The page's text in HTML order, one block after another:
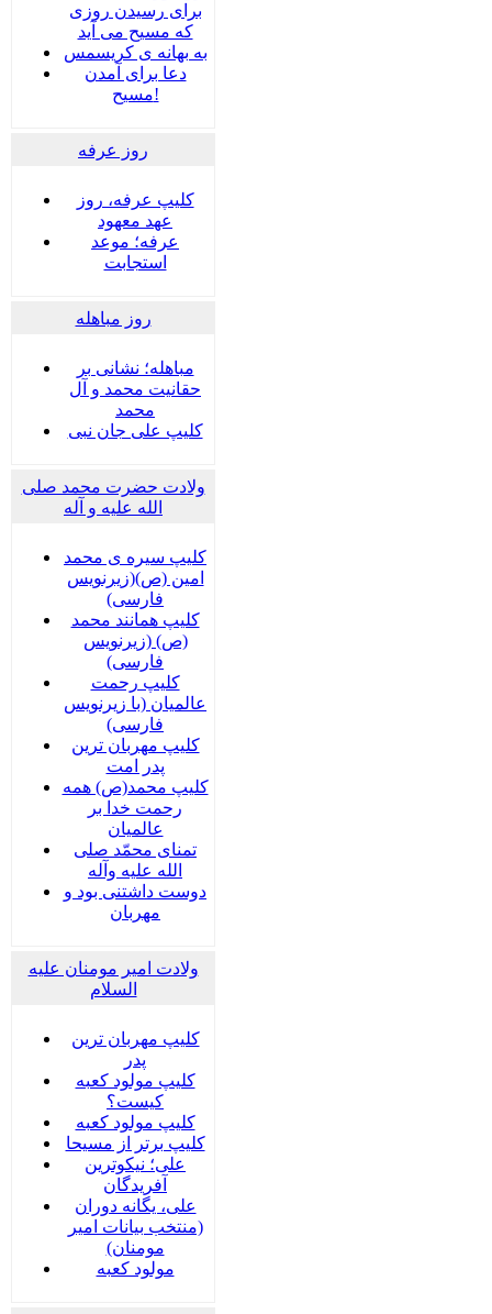
برای رسیدن روزی
که مسیح می آید
به بهانه ی کریسمس
دعا برای آمدن
مسیح!
روز عرفه
کلیپ عرفه، روز
عهد معهود
عرفه؛ موعد
استجابت
روز مباهله
مباهله؛ نشانی بر
حقانیت محمد و آل
محمد
کلیپ علی جان نبی
ولادت حضرت محمد صلی
الله علیه و آله
کلیپ سیره ی محمد
امین (ص)(زیرنویس
فارسی)
کلیپ همانند محمد
(ص) (زیرنویس
فارسی)
کلیپ رحمت
عالمیان (با زیرنویس
فارسی)
کلیپ مهربان ترین
پدر امت
کلیپ محمد(ص) همه
رحمت خدا بر
عالمیان
تمنای محمّد صلی
الله علیه وآله
دوست داشتنی بود و
مهربان
ولادت امیر مومنان علیه
السلام
کلیپ مهربان ترین
پدر
کلیپ مولود کعبه
کیست؟
کلیپ مولود کعبه
کلیپ برتر از مسیحا
علی؛ نیکوترین
آفریدگان
علی، یگانه دوران
(منتخب بیانات امیر
مومنان)
مولود کعبه